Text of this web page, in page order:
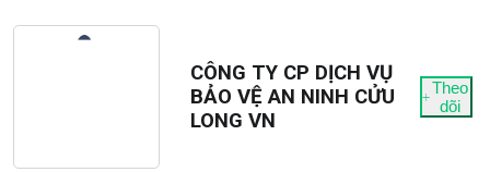
CÔNG TY CP DỊCH VỤ
BẢO VỆ AN NINH CỬU
LONG VN
Theo
dõi